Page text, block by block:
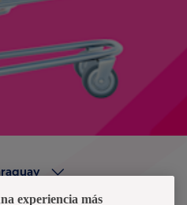
experiencia más